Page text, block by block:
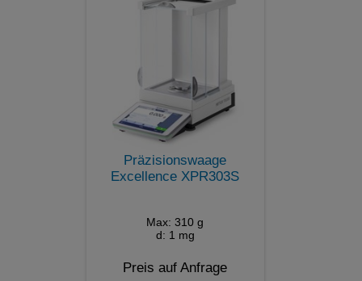
Präzisionswaage
Excellence XPR303S
Max: 310 g
d: 1 mg
Preis auf Anfrage